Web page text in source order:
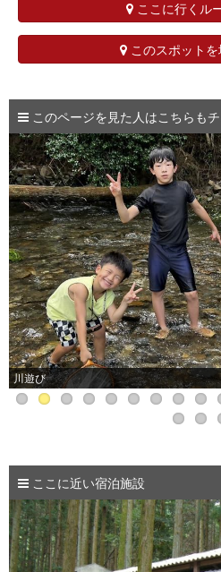
ここに行くル
このスポット
このページを見た人はこちらも
川遊び
ここに近い宿泊施設